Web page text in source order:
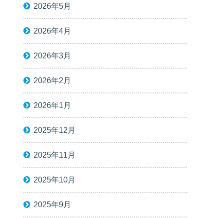
2026年5月
2026年4月
2026年3月
2026年2月
2026年1月
2025年12月
2025年11月
2025年10月
2025年9月